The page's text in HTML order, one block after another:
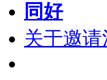
同好
关于邀请